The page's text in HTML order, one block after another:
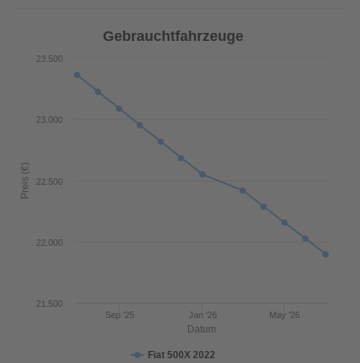
Datum
Preis (€)
Gebrauchtfahrzeuge
Fiat 500X 2022
Jan '26
Sep '25 May '26
22.000
22.500
23.000
23.500
21.500